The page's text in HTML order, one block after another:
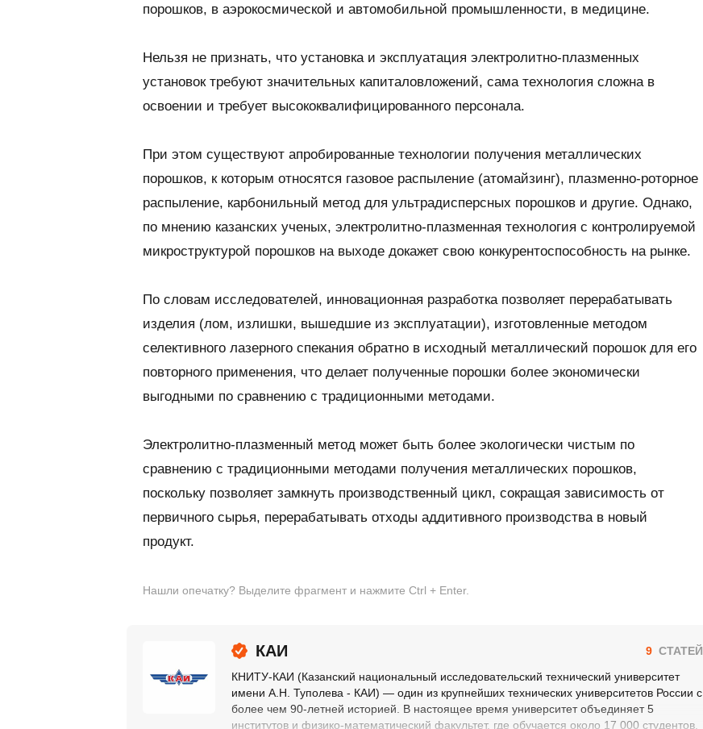
порошков, в аэрокосмической и автомобильной промышленности, в медицине.
Нельзя не признать, что установка и эксплуатация электролитно-плазменных
установок требуют значительных капиталовложений, сама технология сложна в
освоении и требует высококвалифицированного персонала.
При этом существуют апробированные технологии получения металлических
порошков, к которым относятся газовое распыление (атомайзинг), плазменно-роторное
распыление, карбонильный метод для ультрадисперсных порошков и другие. Однако,
по мнению казанских ученых, электролитно-плазменная технология с контролируемой
микроструктурой порошков на выходе докажет свою конкурентоспособность на рынке.
По словам исследователей, инновационная разработка позволяет перерабатывать
изделия (лом, излишки, вышедшие из эксплуатации), изготовленные методом
селективного лазерного спекания обратно в исходный металлический порошок для его
повторного применения, что делает полученные порошки более экономически
выгодными по сравнению с традиционными методами.
Электролитно-плазменный метод может быть более экологически чистым по
сравнению с традиционными методами получения металлических порошков,
поскольку позволяет замкнуть производственный цикл, сокращая зависимость от
первичного сырья, перерабатывать отходы аддитивного производства в новый
продукт.
Нашли опечатку? Выделите фрагмент и нажмите Ctrl + Enter.
КАИ 9 СТАТЕЙ
КНИТУ-КАИ (Казанский национальный исследовательский технический университет
имени А.Н. Туполева - КАИ) — один из крупнейших технических университетов России с
более чем 90-летней историей. В настоящее время университет объединяет 5
институтов и физико-математический факультет, где обучается около 17 000 студентов.